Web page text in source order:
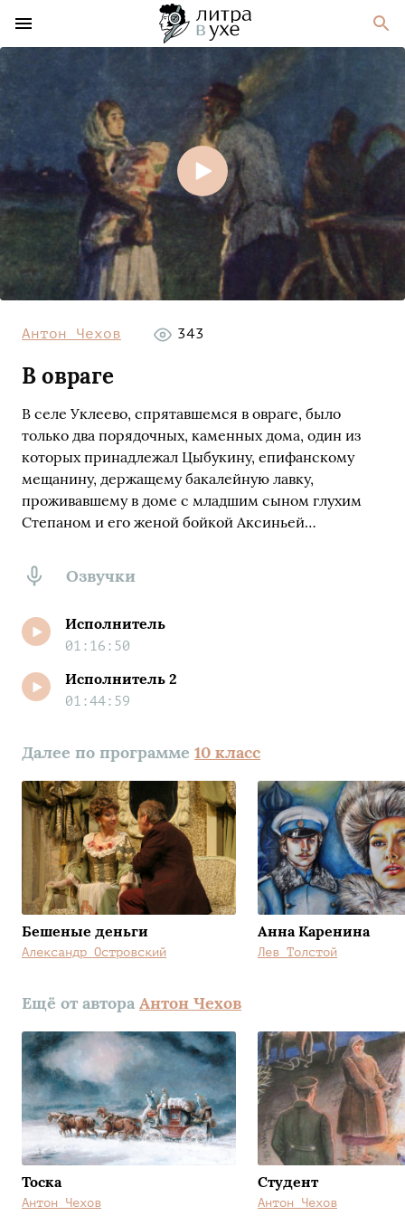
Антон Чехов 343
В овраге
В селе Уклеево, спрятавшемся в овраге, было
только два порядочных, каменных дома, один из
которых принадлежал Цыбукину, епифанскому
мещанину, держащему бакалейную лавку,
проживавшему в доме с младшим сыном глухим
Степаном и его женой бойкой Аксиньей…
Озвучки
Исполнитель
01:16:50
Исполнитель 2
01:44:59
Далее по программе 10 класс
Бешеные деньги
Александр Островский
Анна Каренина
Лев Толстой
Ещё от автора Антон Чехов
Тоска
Антон Чехов
Студент
Антон Чехов